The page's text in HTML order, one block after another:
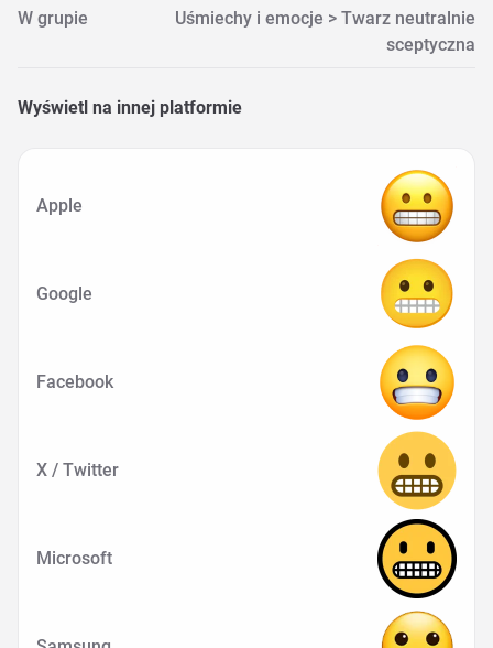
W grupie
Uśmiechy i emocje > Twarz neutralnie
sceptyczna
Wyświetl na innej platformie
Apple
Google
Facebook
X / Twitter
Microsoft